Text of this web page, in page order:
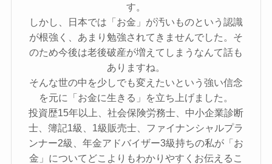
す。
しかし、日本では「お金」が汚いものという認識
が根強く、あまり勉強されてきませんでした。そ
のため今後は老後破産が増えてしまうなんて話も
ありますね。
そんな世の中を少しでも変えたいという強い信念
を元に「お金に生きる」を立ち上げました。
投資歴15年以上、社会保険労務士、中小企業診断
士、簿記1級、1級販売士、ファイナンシャルプラ
ンナー2級、年金アドバイザー3級持ちの私が「お
金」についてどこよりもわかりやすくお伝えるこ